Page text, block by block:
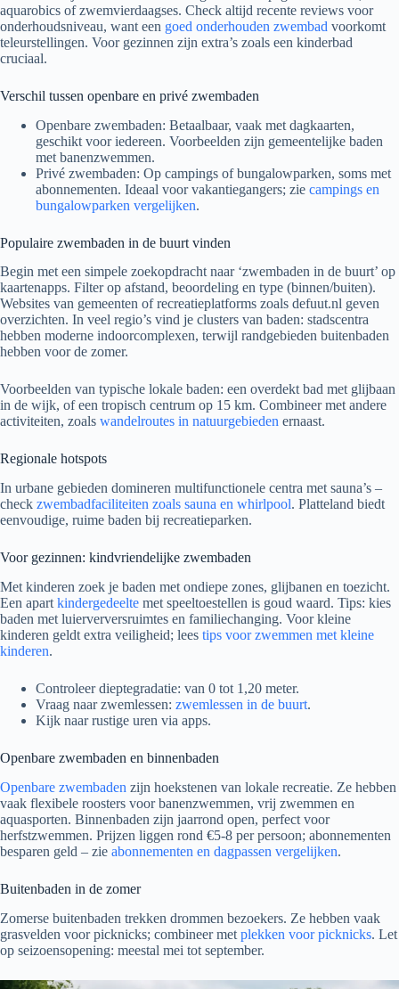
aquarobics of zwemvierdaagses. Check altijd recente reviews voor
onderhoudsniveau, want een goed onderhouden zwembad voorkomt
teleurstellingen. Voor gezinnen zijn extra’s zoals een kinderbad
cruciaal.
Verschil tussen openbare en privé zwembaden
Openbare zwembaden: Betaalbaar, vaak met dagkaarten,
geschikt voor iedereen. Voorbeelden zijn gemeentelijke baden
met banenzwemmen.
Privé zwembaden: Op campings of bungalowparken, soms met
abonnementen. Ideaal voor vakantiegangers; zie campings en
bungalowparken vergelijken.
Populaire zwembaden in de buurt vinden
Begin met een simpele zoekopdracht naar ‘zwembaden in de buurt’ op
kaartenapps. Filter op afstand, beoordeling en type (binnen/buiten).
Websites van gemeenten of recreatieplatforms zoals defuut.nl geven
overzichten. In veel regio’s vind je clusters van baden: stadscentra
hebben moderne indoorcomplexen, terwijl randgebieden buitenbaden
hebben voor de zomer.
Voorbeelden van typische lokale baden: een overdekt bad met glijbaan
in de wijk, of een tropisch centrum op 15 km. Combineer met andere
activiteiten, zoals wandelroutes in natuurgebieden ernaast.
Regionale hotspots
In urbane gebieden domineren multifunctionele centra met sauna’s –
check zwembadfaciliteiten zoals sauna en whirlpool. Platteland biedt
eenvoudige, ruime baden bij recreatieparken.
Voor gezinnen: kindvriendelijke zwembaden
Met kinderen zoek je baden met ondiepe zones, glijbanen en toezicht.
Een apart kindergedeelte met speeltoestellen is goud waard. Tips: kies
baden met luierverversruimtes en familiechanging. Voor kleine
kinderen geldt extra veiligheid; lees tips voor zwemmen met kleine
kinderen.
Controleer dieptegradatie: van 0 tot 1,20 meter.
Vraag naar zwemlessen: zwemlessen in de buurt.
Kijk naar rustige uren via apps.
Openbare zwembaden en binnenbaden
Openbare zwembaden zijn hoekstenen van lokale recreatie. Ze hebben
vaak flexibele roosters voor banenzwemmen, vrij zwemmen en
aquasporten. Binnenbaden zijn jaarrond open, perfect voor
herfstzwemmen. Prijzen liggen rond €5-8 per persoon; abonnementen
besparen geld – zie abonnementen en dagpassen vergelijken.
Buitenbaden in de zomer
Zomerse buitenbaden trekken drommen bezoekers. Ze hebben vaak
grasvelden voor picknicks; combineer met plekken voor picknicks. Let
op seizoensopening: meestal mei tot september.